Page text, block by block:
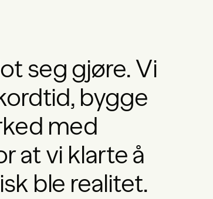
seg gjøre. Vi
bygge
med
at vi klarte å
ble realitet.